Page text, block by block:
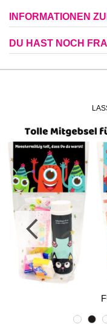
INFORMATIONEN
DU HAST NOCH